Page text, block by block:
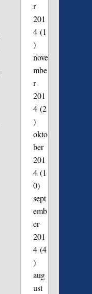
r
201
4(1
)
nove
mbe
r
201
4(2
)
okto
ber
201
4(1
0)
sept
emb
er
201
4(4
)
aug
ust